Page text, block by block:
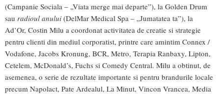
(Campanie Sociala – „Viata merge mai departe”), la Golden Drum
sau radioul anului (DelMar Medical Spa – „Jumatatea ta”), la
Ad’Or, Costin Milu a coordonat activitatea de creatie si strategie
pentru clienti din mediul corporatist, printre care amintim Connex /
Vodafone, Jacobs Kronung, BCR, Metro, Terapia Ranbaxy, Lipton,
Cetelem, McDonald’s, Fuchs si Comedy Central. Milu a obtinut, de
asemenea, o serie de rezultate importante si pentru brandurile locale
precum Napolact, Pate Ardealul, La Minut, Vincon Vrancea, Media